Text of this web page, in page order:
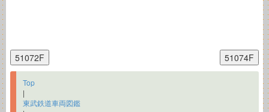
Top
|
東武鉄道車両図鑑